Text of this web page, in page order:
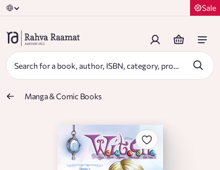
Sale
Manga & Comic Books